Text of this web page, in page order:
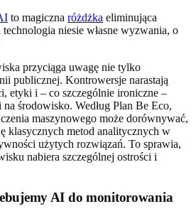
to magiczna różdżka eliminująca
niesie własne wyzwania, o
przyciąga uwagę nie tylko
publicznej. Kontrowersje narastają
etyki i – co szczególnie ironiczne –
środowisko. Według Plan Be Eco,
maszynowego może dorównywać,
klasycznych metod analitycznych w
użytych rozwiązań. To sprawia,
nabiera szczególnej ostrości i
AI do monitorowania